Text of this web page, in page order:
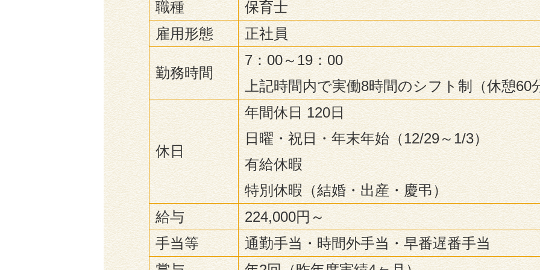
職種
保育士
雇用形態
正社員
勤務時間
7：00～19：00
上記時間内で実働8時間のシフト制（休憩60
休日
年間休日 120日
日曜・祝日・年末年始（12/29～1/3）
有給休暇
特別休暇（結婚・出産・慶弔）
給与
224,000円～
手当等
通勤手当・時間外手当・早番遅番手当